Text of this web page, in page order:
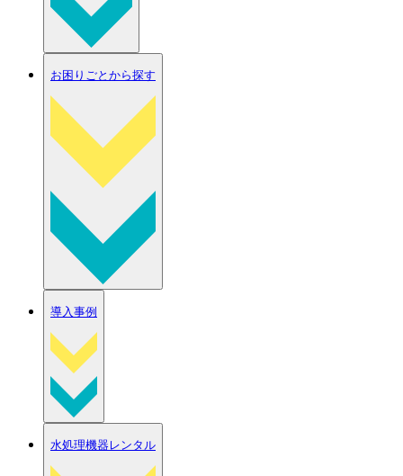
お困りごとから探す
導入事例
水処理機器レンタル